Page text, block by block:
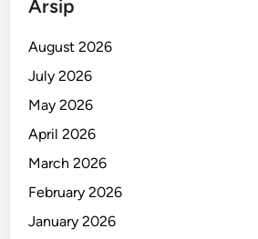
Arsip
August 2026
July 2026
May 2026
April 2026
March 2026
February 2026
January 2026